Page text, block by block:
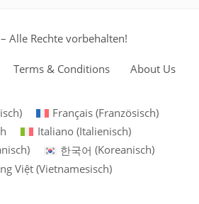
Alle Rechte vorbehalten!
Terms & Conditions About Us
) Français (Französisch)
Italiano (Italienisch)
) 한국어 (Koreanisch)
Việt(Vietnamesisch)